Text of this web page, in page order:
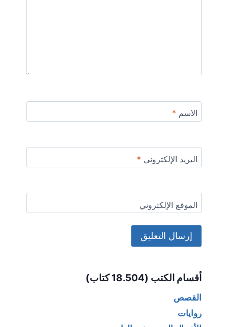
الاسم *
البريد الإلكتروني *
الموقع الإلكتروني
أقسام الكتب (18.504 كتاب)
القصص
روايات